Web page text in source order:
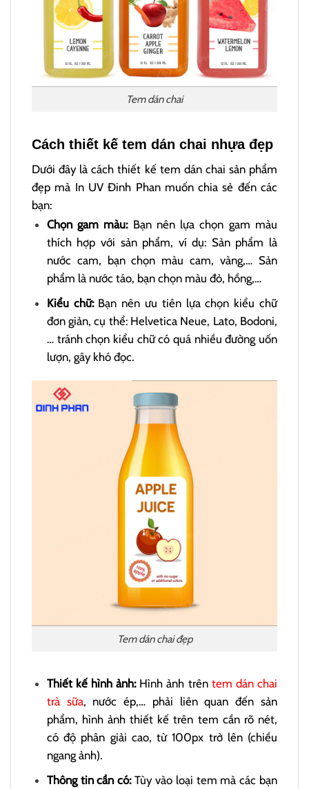
Tem dán chai
Cách thiết kế tem dán chai nhựa đẹp
Dưới đây là cách thiết kế tem dán chai sản phẩm
đẹp mà In UV Đinh Phan muốn chia sẻ đến các
bạn:
Chọn gam màu:Bạn nên lựa chọn gam màu
thích hợp với sản phẩm, ví dụ: Sản phẩm là
nước cam, bạn chọn màu cam, vàng,… Sản
phẩm là nước táo, bạn chọn màu đỏ, hồng,…
Kiểu chữ:Bạn nên ưu tiên lựa chọn kiểu chữ
đơn giản, cụ thể: Helvetica Neue, Lato, Bodoni,
… tránh chọn kiểu chữ có quá nhiều đường uốn
lượn, gây khó đọc.
Tem dán chai đẹp
Thiết kế hình ảnh:Hình ảnh trên tem dán chai
trà sữa, nước ép,… phải liên quan đến sản
phẩm, hình ảnh thiết kế trên tem cần rõ nét,
có độ phân giải cao, từ 100px trở lên (chiều
ngang ảnh).
Thông tin cần có:Tùy vào loại tem mà các bạn